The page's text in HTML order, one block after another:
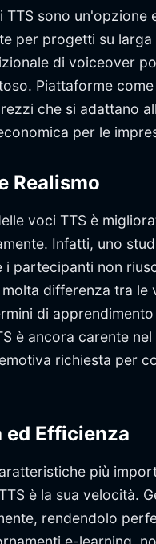
TTS sono un'opzione
per progetti su larga
di voiceover
Piattaforme come
che si adattano
per le
Realismo
voci TTS è
Infatti, uno
i partecipanti non
differenza tra le
di
è ancora carente
richiesta per
ed Efficienza
più
è la sua velocità.
rendendolo